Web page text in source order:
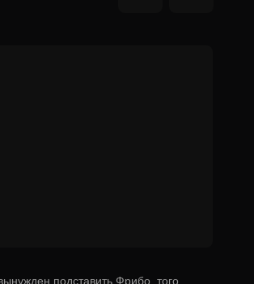
подставить Фрибо, того